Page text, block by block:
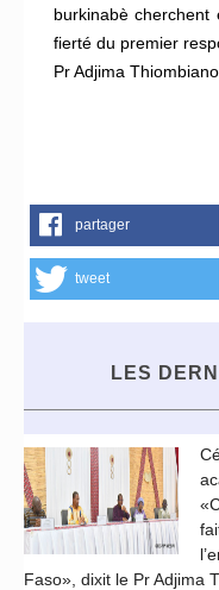
burkinabè cherchent
fierté du premier
Pr Adjima
partager
tweet
LES
Faso», dixit le Pr Adjima